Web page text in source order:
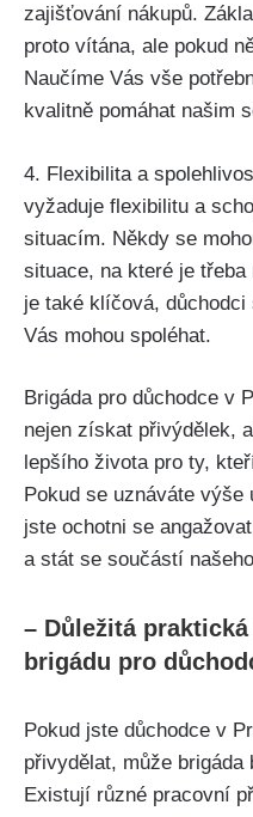
zajišťování nákupů.
proto vítána, ale pokud
Naučíme Vás vše
kvalitně pomáhat našim
4. Flexibilita a
vyžaduje flexibilitu a
situacím. Někdy se
situace, na které je
je také klíčová,
Vás mohou spoléhat.
Brigáda pro důchodce v
nejen získat přivýdělek,
lepšího života pro ty,
Pokud se uznáváte výše
jste ochotni se
a stát se součástí
– Důležitá
brigádu pro
Pokud jste důchodce v
přivydělat, může
Existují různé pracovní